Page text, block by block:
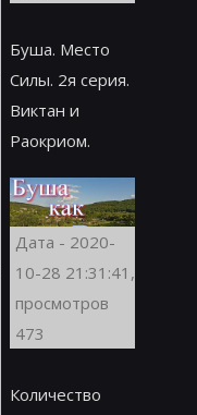
Буша. Место
Силы. 2я серия.
Виктан и
Раокриом.
Дата - 2020-
10-28 21:31:41,
просмотров
473
Количество